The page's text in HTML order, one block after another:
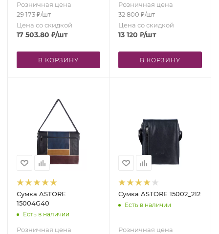
Розничная цена
29 173₽/шт
Цена со скидкой
17 503.80 ₽/шт
В КОРЗИНУ
Розничная цена
32 800₽/шт
Цена со скидкой
13 120 ₽/шт
В КОРЗИНУ
Сумка ASTORE
15004G40
Есть в наличии
Розничная цена
Сумка ASTORE 15002_212
Есть в наличии
Розничная цена